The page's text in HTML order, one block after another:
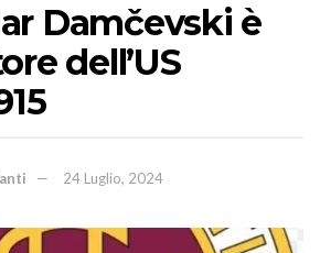
Damčevski è
dell’US
24 Luglio, 2024